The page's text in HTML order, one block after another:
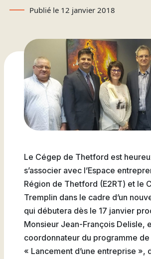
Basketball
Baseball
Soccer
Volleyball
Natation
Filons
Actualités
Boutique
Partenaires
Foire aux
Nous
joindre
Stationnement
de Thetford et de
Lotbinière
Nos partenaires
Les Presses du Cégep
Cégépiens d’exception
Nouvelles
Nous joindre
collégiales
Stages en alternance
travail-études
À propos de la formation
générale
Annuaire des
programmes (PDF)
Activités sportives
Planifie ta rentrée
Coûts à prévoir
Foire aux questions
(FAQ)
Viens discuter avec nous
Expériences et
témoignages
Foire aux questions de
l’international (FAQ)
Nous joindre
Publié le 12 janvier 2018
Le Cégep de Thetford est
s’associer avec l’Espace
Région de Thetford (E2RT) et le
Tremplin dans le cadre d’un
qui débutera dès le 17 janvier
Monsieur Jean-François Delisle,
coordonnateur du programme
« Lancement d’une entreprise »,